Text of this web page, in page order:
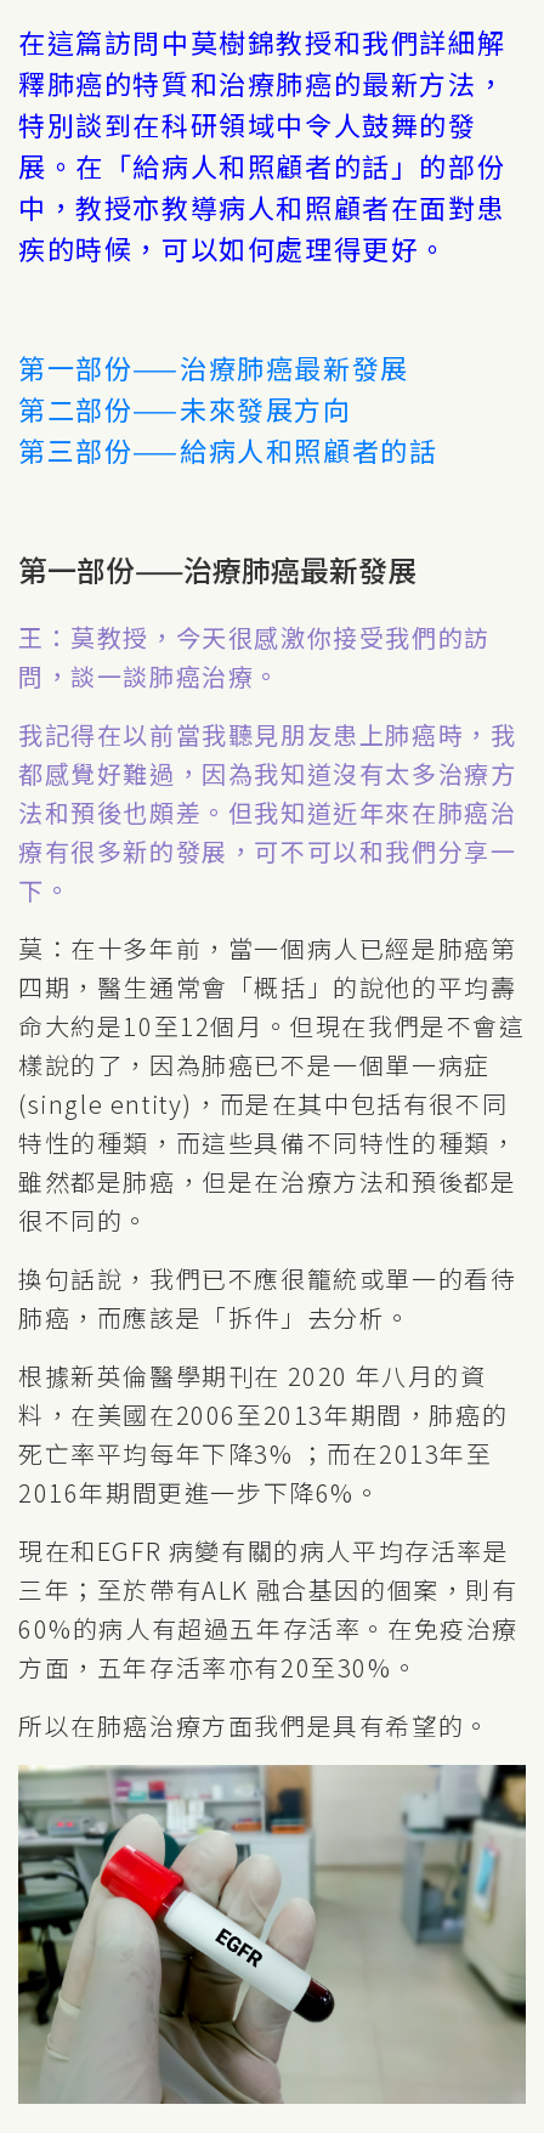
在這篇訪問中莫樹錦教授和我們詳細解
釋肺癌的特質和治療肺癌的最新方法，
特別談到在科研領域中令人鼓舞的發
展。在「給病人和照顧者的話」的部份
中，教授亦教導病人和照顧者在面對患
疾的時候，可以如何處理得更好。
第一部份——治療肺癌最新發展
第二部份——未來發展方向
第三部份——給病人和照顧者的話
第一部份——治療肺癌最新發展
王：莫教授，今天很感激你接受我們的訪
問，談一談肺癌治療。
我記得在以前當我聽見朋友患上肺癌時，我
都感覺好難過，因為我知道沒有太多治療方
法和預後也頗差。但我知道近年來在肺癌治
療有很多新的發展，可不可以和我們分享一
下。
莫：在十多年前，當一個病人已經是肺癌第
四期，醫生通常會「概括」的說他的平均壽
命大約是10至12個月。但現在我們是不會這
樣說的了，因為肺癌已不是一個單一病症
(single entity)，而是在其中包括有很不同
特性的種類，而這些具備不同特性的種類，
雖然都是肺癌，但是在治療方法和預後都是
很不同的。
換句話說，我們已不應很籠統或單一的看待
肺癌，而應該是「拆件」去分析。
根據新英倫醫學期刊在 2020 年八月的資
料，在美國在2006至2013年期間，肺癌的
死亡率平均每年下降3% ；而在2013年至
2016年期間更進一步下降6%。
現在和EGFR 病變有關的病人平均存活率是
三年；至於帶有ALK 融合基因的個案，則有
60%的病人有超過五年存活率。在免疫治療
方面，五年存活率亦有20至30%。
所以在肺癌治療方面我們是具有希望的。